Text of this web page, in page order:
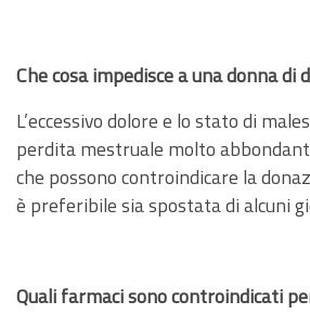
Che cosa impedisce a una donna di
L’eccessivo dolore e lo stato di
perdita mestruale molto
che possono controindicare la
è preferibile sia spostata di alcuni
Quali farmaci sono controindicati